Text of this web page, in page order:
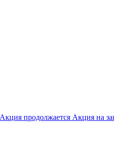
продолжается Акция на